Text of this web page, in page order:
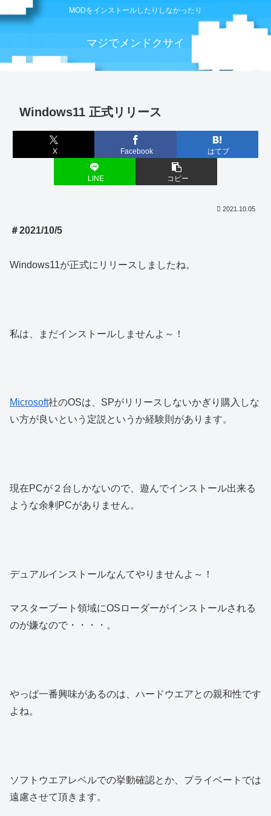
MODをインストールしたりしなかったり
マジでメンドクサイ
Windows11 正式リリース
X Facebook はてブ
LINE コピー
2021.10.05
＃2021/10/5
Windows11が正式にリリースしましたね。
私は、まだインストールしませんよ～！
Microsoft社のOSは、SPがリリースしないかぎり購入しな
い方が良いという定説というか経験則があります。
現在PCが２台しかないので、遊んでインストール出来る
ような余剰PCがありません。
デュアルインストールなんてやりませんよ～！
マスターブート領域にOSローダーがインストールされる
のが嫌なので・・・・。
やっぱ一番興味があるのは、ハードウエアとの親和性です
よね。
ソフトウエアレベルでの挙動確認とか、プライベートでは
遠慮させて頂きます。